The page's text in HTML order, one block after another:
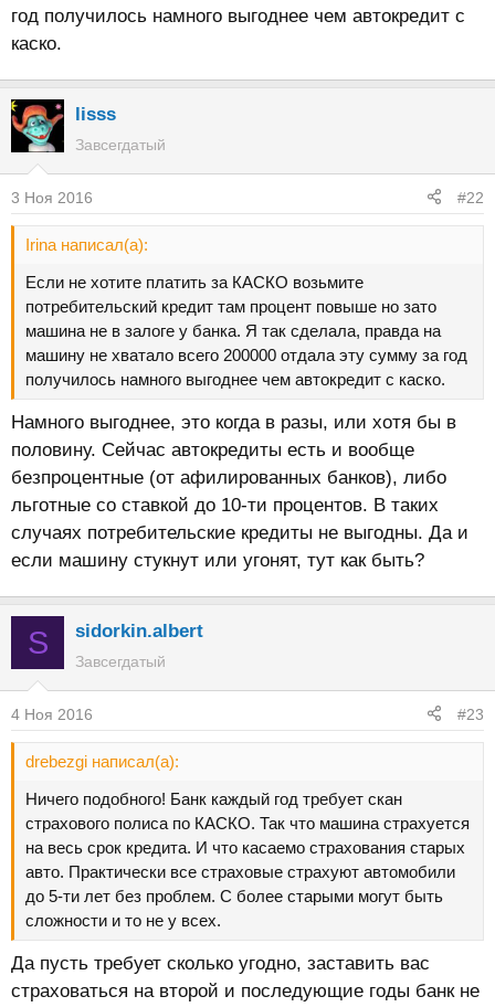
год получилось намного выгоднее чем автокредит с
каско.
lisss
Завсегдатый
3 Ноя 2016 #22
Irina написал(а):
Если не хотите платить за КАСКО возьмите
потребительский кредит там процент повыше но зато
машина не в залоге у банка. Я так сделала, правда на
машину не хватало всего 200000 отдала эту сумму за год
получилось намного выгоднее чем автокредит с каско.
Намного выгоднее, это когда в разы, или хотя бы в
половину. Сейчас автокредиты есть и вообще
безпроцентные (от афилированных банков), либо
льготные со ставкой до 10-ти процентов. В таких
случаях потребительские кредиты не выгодны. Да и
если машину стукнут или угонят, тут как быть?
S sidorkin.albert
Завсегдатый
4 Ноя 2016 #23
drebezgi написал(а):
Ничего подобного! Банк каждый год требует скан
страхового полиса по КАСКО. Так что машина страхуется
на весь срок кредита. И что касаемо страхования старых
авто. Практически все страховые страхуют автомобили
до 5-ти лет без проблем. С более старыми могут быть
сложности и то не у всех.
Да пусть требует сколько угодно, заставить вас
страховаться на второй и последующие годы банк не